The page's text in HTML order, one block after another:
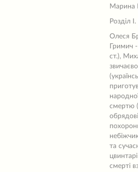
Марина
Розділ
Олеся
Гримич
ст.),
смертю
та
смерті